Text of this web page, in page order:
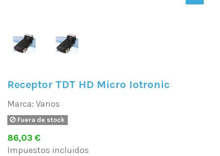
Receptor TDT HD Micro Iotronic
Marca: Varios
Fuera de stock
86,03 €
Impuestos incluidos